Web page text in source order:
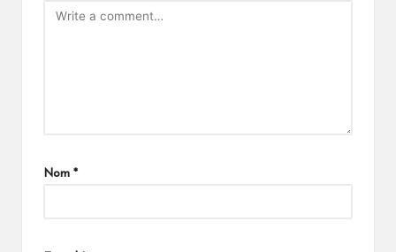
Nom *